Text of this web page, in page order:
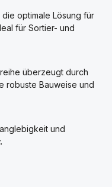
die optimale Lösung für
für Sortier- und
überzeugt durch
robuste Bauweise und
und